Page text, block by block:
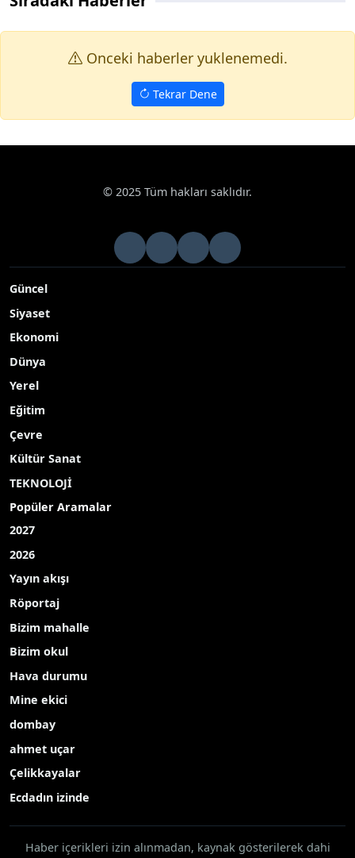
Onceki haberler yuklenemedi.
Tekrar Dene
© 2025 Tüm hakları saklıdır.
Güncel
Siyaset
Ekonomi
Dünya
Yerel
Eğitim
Çevre
Kültür Sanat
TEKNOLOJİ
Popüler Aramalar
2027
2026
Yayın akışı
Röportaj
Bizim mahalle
Bizim okul
Hava durumu
Mine ekici
dombay
ahmet uçar
Çelikkayalar
Ecdadın izinde
Haber içerikleri izin alınmadan, kaynak gösterilerek dahi